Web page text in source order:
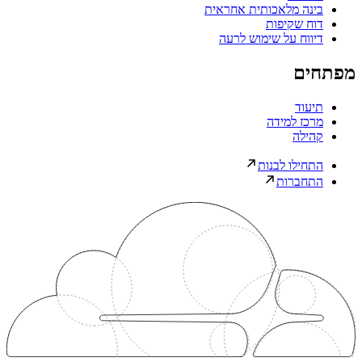
בינה מלאכותית אחראית
דוח שקיפות
דיווח על שימוש לרעה
מפתחים
תיעוד
מרכז למידה
קהילה
התחילו לבנות
התחברות